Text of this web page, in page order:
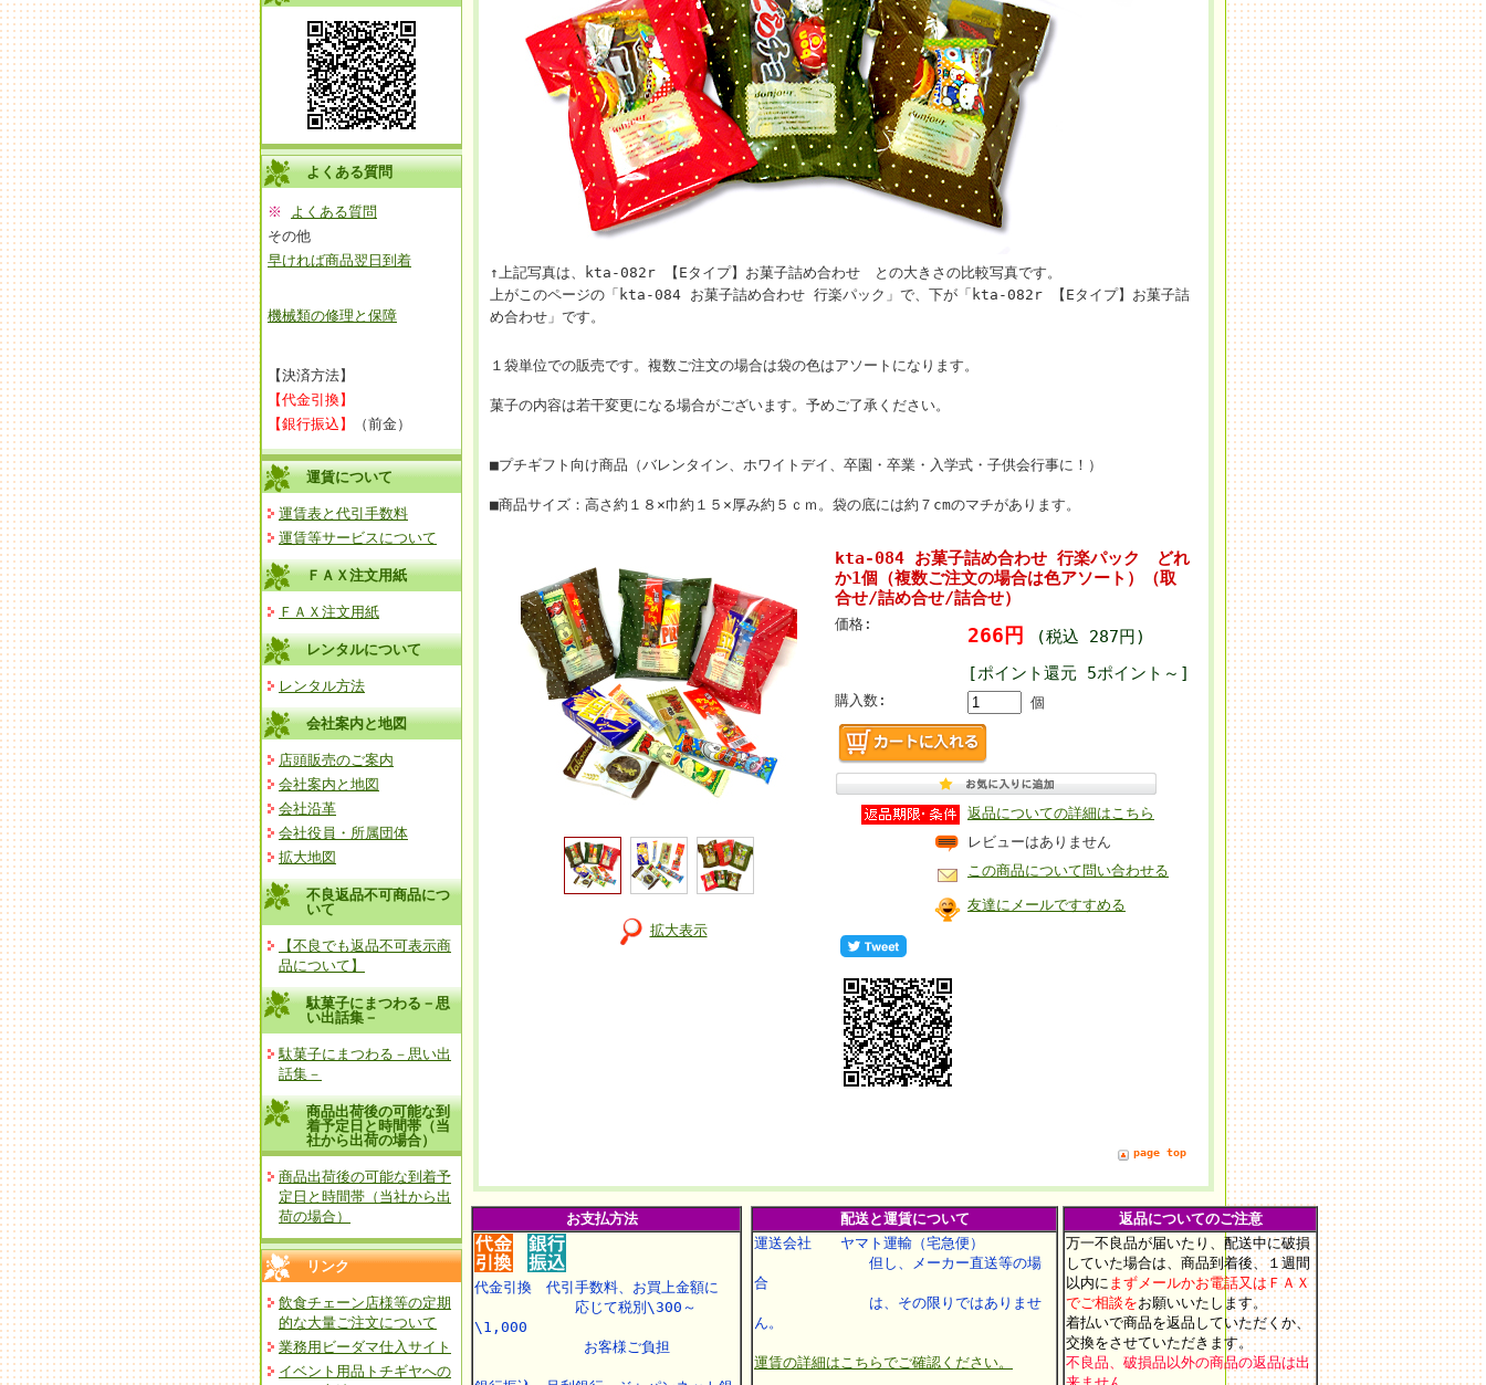
よくある質問
※
よくある質問
その他
早ければ商品翌日到着
機械類の修理と保障
【決済方法】
【代金引換】
【銀行振込】
（前金）
運賃について
運賃表と代引手数料
運賃等サービスについて
ＦＡＸ注文用紙
ＦＡＸ注文用紙
レンタルについて
レンタル方法
会社案内と地図
店頭販売のご案内
会社案内と地図
会社沿革
会社役員・所属団体
拡大地図
不良返品不可商品につ
いて
【不良でも返品不可表示商
品について】
駄菓子にまつわる－思
い出話集－
駄菓子にまつわる－思い出
話集－
商品出荷後の可能な到
着予定日と時間帯（当
社から出荷の場合）
商品出荷後の可能な到着予
定日と時間帯（当社から出
荷の場合）
リンク
飲食チェーン店様等の定期
的な大量ご注文について
業務用ビーダマ仕入サイト
イベント用品トチギヤへの
↑上記写真は、kta-082r 【Eタイプ】お菓子詰め合わせ との大きさの比較写真です。
上がこのページの「kta-084 お菓子詰め合わせ 行楽パック」で、下が「kta-082r 【Eタイプ】お菓子詰
め合わせ」です。
１袋単位での販売です。複数ご注文の場合は袋の色はアソートになります。
菓子の内容は若干変更になる場合がございます。予めご了承ください。
■プチギフト向け商品（バレンタイン、ホワイトデイ、卒園・卒業・入学式・子供会行事に！）
■商品サイズ：高さ約１８×巾約１５×厚み約５ｃｍ。袋の底には約７cmのマチがあります。
拡大表示
kta-084 お菓子詰め合わせ 行楽パック どれ
か1個（複数ご注文の場合は色アソート）（取
合せ/詰め合せ/詰合せ）
価格: 266円
(税込 287円)
[ポイント還元 5ポイント～]
購入数: 個
返品についての詳細はこちら
レビューはありません
この商品について問い合わせる
友達にメールですすめる
page top
お支払方法
代金引換 代引手数料、お買上金額に
応じて税別\300～
\1,000
お客様ご負担
配送と運賃について
運送会社 ヤマト運輸（宅急便）
但し、メーカー直送等の場
合
は、その限りではありませ
ん。
運賃の詳細はこちらでご確認ください。
返品についてのご注意
万一不良品が届いたり、配送中に破損
していた場合は、商品到着後、１週間
以内に まずメールかお電話又はＦＡＸ
でご相談をお願いいたします。
着払いで商品を返品していただくか、
交換をさせていただきます。
不良品、破損品以外の商品の返品は出